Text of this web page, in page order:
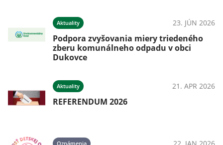
Aktuality 23. JÚN 2026
Podpora zvyšovania miery triedeného
zberu komunálneho odpadu v obci
Dukovce
Aktuality 21. APR 2026
REFERENDUM 2026
Oznámenia